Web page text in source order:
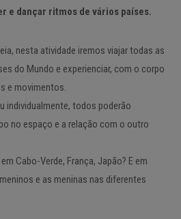
e dançar ritmos de vários países.
nesta atividade iremos viajar todas as
do Mundo e experienciar, com o corpo
e movimentos.
individualmente, todos poderão
no espaço e a relação com o outro
Cabo-Verde, França, Japão? E em
e as meninas nas diferentes